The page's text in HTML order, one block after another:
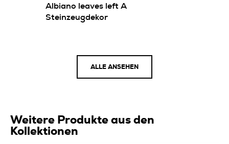
Albiano leaves left A
Steinzeugdekor
ALLE ANSEHEN
Weitere Produkte aus den
Kollektionen